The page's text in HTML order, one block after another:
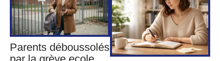
Parents déboussolés